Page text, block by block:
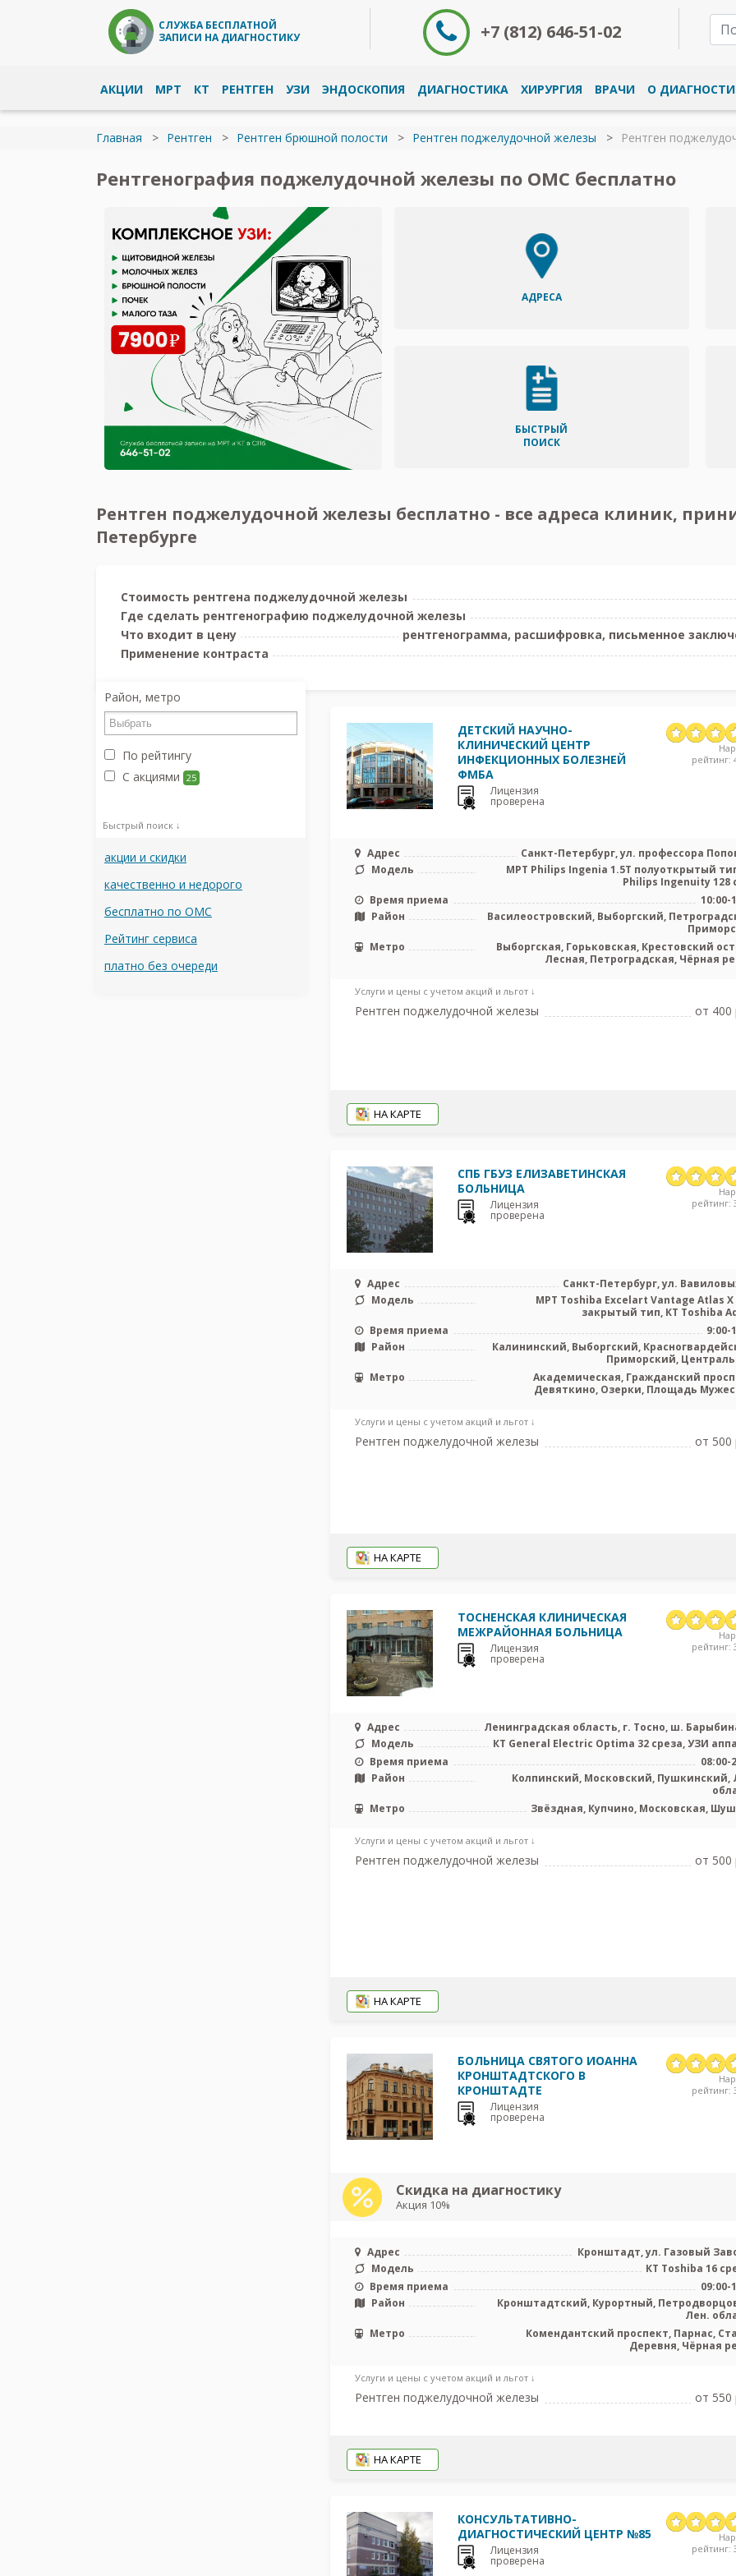
СЛУЖБА БЕСПЛАТНОЙ
ЗАПИСИ НА ДИАГНОСТИКУ
+7 (812) 646-51-02
АКЦИИ МРТ КТ РЕНТГЕН УЗИ ЭНДОСКОПИЯ ДИАГНОСТИКА ХИРУРГИЯ ВРАЧИ О
Главная Рентген Рентген брюшной полости Рентген поджелудочной железы Рентген
Рентгенография поджелудочной железы по ОМС бесплатно
АДРЕСА
БЫСТРЫЙ
ПОИСК
Рентген поджелудочной железы бесплатно - все адреса клиник,
Петербурге
Стоимость рентгена поджелудочной железы
Где сделать рентгенографию поджелудочной железы
Что входит в цену
рентгенограмма, расшифровка, письменное
Применение контраста
Район, метро
По рейтингу
С акциями 25
Быстрый поиск ↓
акции и скидки
качественно и недорого
бесплатно по ОМС
Рейтинг сервиса
платно без очереди
ДЕТСКИЙ НАУЧНО-
КЛИНИЧЕСКИЙ ЦЕНТР
ИНФЕКЦИОННЫХ БОЛЕЗНЕЙ
ФМБА
Лицензия
проверена
рейтинг:
Адрес
Санкт-Петербург, ул. профессора
Модель
МРТ Philips Ingenia 1.5Т полуоткрытый
Philips Ingenuity 128
Время приема
10:00-
Район
Василеостровский, Выборгский,
Метро
Выборгская, Горьковская, Крестовский
Лесная, Петроградская, Чёрная
Услуги и цены с учетом акций и льгот ↓
Рентген поджелудочной железы от 400
НА КАРТЕ
СПБ ГБУЗ ЕЛИЗАВЕТИНСКАЯ
БОЛЬНИЦА
Лицензия
проверена
рейтинг:
Адрес
Санкт-Петербург, ул.
Модель
МРТ Toshiba Excelart Vantage Atlas X
закрытый тип, КТ Toshiba
Время приема
9:00-
Район
Калининский, Выборгский,
Приморский,
Метро
Академическая, Гражданский
Девяткино, Озерки, Площадь
Услуги и цены с учетом акций и льгот ↓
Рентген поджелудочной железы от 500
НА КАРТЕ
ТОСНЕНСКАЯ КЛИНИЧЕСКАЯ
МЕЖРАЙОННАЯ БОЛЬНИЦА
Лицензия
проверена
рейтинг:
Адрес
Ленинградская область, г. Тосно, ш.
Модель
КТ General Electric Optima 32 среза, УЗИ
Время приема
08:00-
Район
Колпинский, Московский, Пушкинский,
Метро
Звёздная, Купчино, Московская,
Услуги и цены с учетом акций и льгот ↓
Рентген поджелудочной железы от 500
НА КАРТЕ
БОЛЬНИЦА СВЯТОГО ИОАННА
КРОНШТАДТСКОГО В
КРОНШТАДТЕ
Лицензия
проверена
рейтинг:
Скидка на диагностику
Акция 10%
Адрес
Кронштадт, ул. Газовый
Модель
КТ Toshiba 16
Время приема
09:00-
Район
Кронштадтский, Курортный,
Лен.
Метро
Комендантский проспект, Парнас,
Деревня, Чёрная
Услуги и цены с учетом акций и льгот ↓
Рентген поджелудочной железы от 550
НА КАРТЕ
КОНСУЛЬТАТИВНО-
ДИАГНОСТИЧЕСКИЙ ЦЕНТР №85
Лицензия
проверена
рейтинг: